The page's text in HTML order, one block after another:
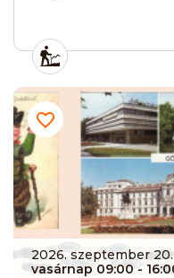
2026. szeptember 20.
vasárnap 09:00-